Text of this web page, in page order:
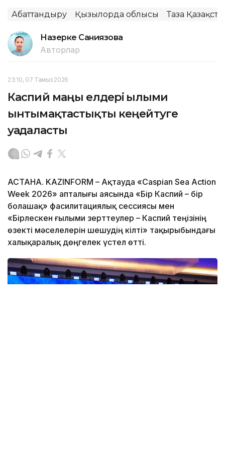
Абаттандыру Қызылорда облысы Таза
Назерке Саниязова
Авторлар
23:10, 07 Тамыз 2026
Каспий маңы елдері ғылыми
ынтымақтастықты кеңейтуге
уағдаласты
АСТАНА. KAZINFORM – Ақтауда «Caspian Sea Action
Week 2026» апталығы аясында «Бір Каспий – бір
болашақ» фасилитациялық сессиясы мен
«Бірлескен ғылыми зерттеулер – Каспий теңізінің
өзекті мәселелерін шешудің кілті» тақырыбындағы
халықаралық дөңгелек үстел өтті.